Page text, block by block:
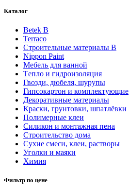
Каталог
Betek B
Terraco
Строительные материалы В
Nippon Paint
Мебель для ванной
Tепло и гидроизоляция
Гвозди, дюбеля, шурупы
Гипсокартон и комплектующие
Декоративные материалы
Краски, грунтовки, шпатлёвки
Полимерные клеи
Силикон и монтажная пена
Строительство дома
Сухие смеси, клеи, растворы
Уголки и маяки
Химия
Фильтр по цене